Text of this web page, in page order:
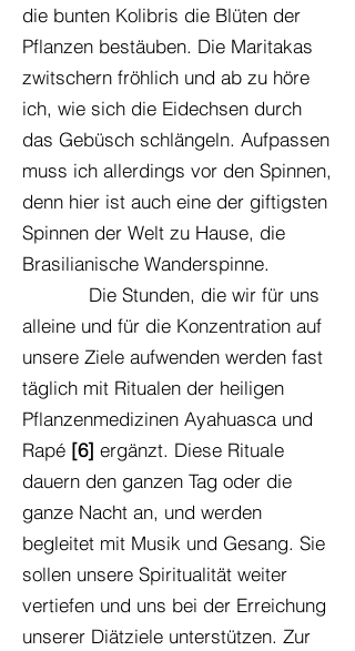
die bunten Kolibris die Blüten der
Pflanzen bestäuben. Die Maritakas
zwitschern fröhlich und ab zu höre
ich, wie sich die Eidechsen durch
das Gebüsch schlängeln. Aufpassen
muss ich allerdings vor den Spinnen,
denn hier ist auch eine der giftigsten
Spinnen der Welt zu Hause, die
Brasilianische Wanderspinne.
Die Stunden, die wir für uns
alleine und für die Konzentration auf
unsere Ziele aufwenden werden fast
täglich mit Ritualen der heiligen
Pflanzenmedizinen Ayahuasca und
Rapé [6] ergänzt. Diese Rituale
dauern den ganzen Tag oder die
ganze Nacht an, und werden
begleitet mit Musik und Gesang. Sie
sollen unsere Spiritualität weiter
vertiefen und uns bei der Erreichung
unserer Diätziele unterstützen. Zur